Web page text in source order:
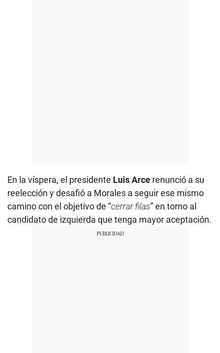
En la víspera, el presidente Luis Arce renunció a su
reelección y desafió a Morales a seguir ese mismo
camino con el objetivo de “cerrar filas” en torno al
candidato de izquierda que tenga mayor aceptación.